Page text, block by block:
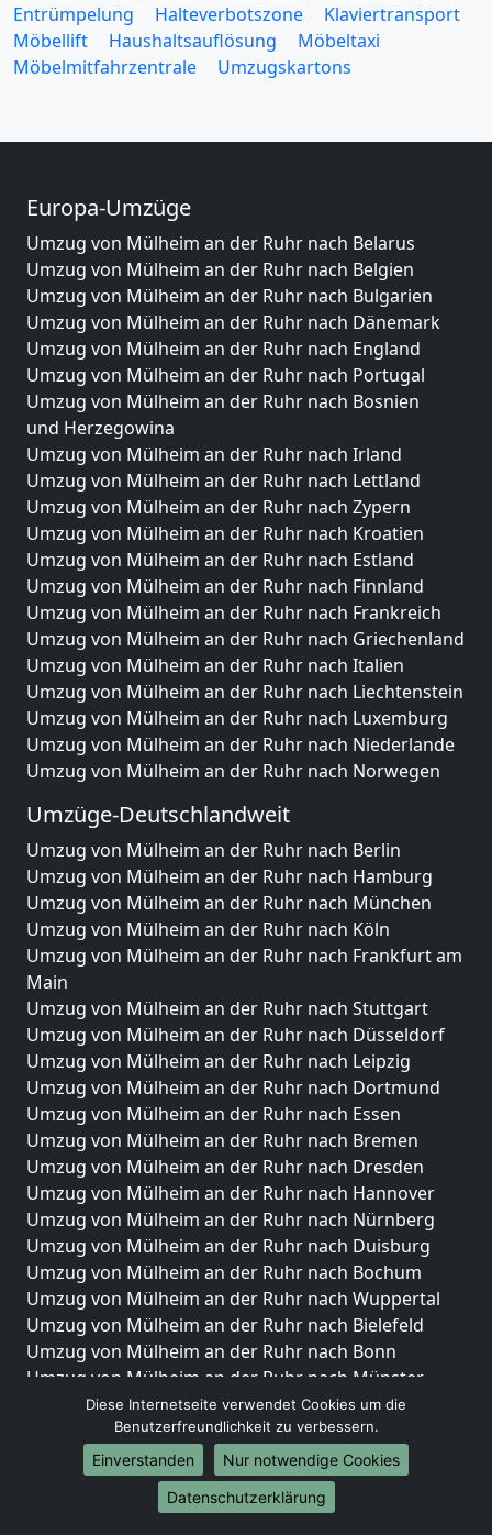
Entrümpelung
Halteverbotszone
Klaviertransport
Möbellift
Haushaltsauflösung
Möbeltaxi
Möbelmitfahrzentrale
Umzugskartons
Europa-Umzüge
Umzug von Mülheim an der Ruhr nach Belarus
Umzug von Mülheim an der Ruhr nach Belgien
Umzug von Mülheim an der Ruhr nach Bulgarien
Umzug von Mülheim an der Ruhr nach Dänemark
Umzug von Mülheim an der Ruhr nach England
Umzug von Mülheim an der Ruhr nach Portugal
Umzug von Mülheim an der Ruhr nach Bosnien
und Herzegowina
Umzug von Mülheim an der Ruhr nach Irland
Umzug von Mülheim an der Ruhr nach Lettland
Umzug von Mülheim an der Ruhr nach Zypern
Umzug von Mülheim an der Ruhr nach Kroatien
Umzug von Mülheim an der Ruhr nach Estland
Umzug von Mülheim an der Ruhr nach Finnland
Umzug von Mülheim an der Ruhr nach Frankreich
Umzug von Mülheim an der Ruhr nach Griechenland
Umzug von Mülheim an der Ruhr nach Italien
Umzug von Mülheim an der Ruhr nach Liechtenstein
Umzug von Mülheim an der Ruhr nach Luxemburg
Umzug von Mülheim an der Ruhr nach Niederlande
Umzug von Mülheim an der Ruhr nach Norwegen
Umzüge-Deutschlandweit
Umzug von Mülheim an der Ruhr nach Berlin
Umzug von Mülheim an der Ruhr nach Hamburg
Umzug von Mülheim an der Ruhr nach München
Umzug von Mülheim an der Ruhr nach Köln
Umzug von Mülheim an der Ruhr nach Frankfurt am
Main
Umzug von Mülheim an der Ruhr nach Stuttgart
Umzug von Mülheim an der Ruhr nach Düsseldorf
Umzug von Mülheim an der Ruhr nach Leipzig
Umzug von Mülheim an der Ruhr nach Dortmund
Umzug von Mülheim an der Ruhr nach Essen
Umzug von Mülheim an der Ruhr nach Bremen
Umzug von Mülheim an der Ruhr nach Dresden
Umzug von Mülheim an der Ruhr nach Hannover
Umzug von Mülheim an der Ruhr nach Nürnberg
Umzug von Mülheim an der Ruhr nach Duisburg
Umzug von Mülheim an der Ruhr nach Bochum
Umzug von Mülheim an der Ruhr nach Wuppertal
Umzug von Mülheim an der Ruhr nach Bielefeld
Umzug von Mülheim an der Ruhr nach Bonn
Umzug von Mülheim an der Ruhr nach Münster
Internationale-Umzüge
Umzug von Mülheim an der Ruhr nach Brasilien
Umzug von Mülheim an der Ruhr nach Brunei
Diese Internetseite verwendet Cookies um die
Benutzerfreundlichkeit zu verbessern.
Einverstanden
Nur notwendige Cookies
Datenschutzerklärung